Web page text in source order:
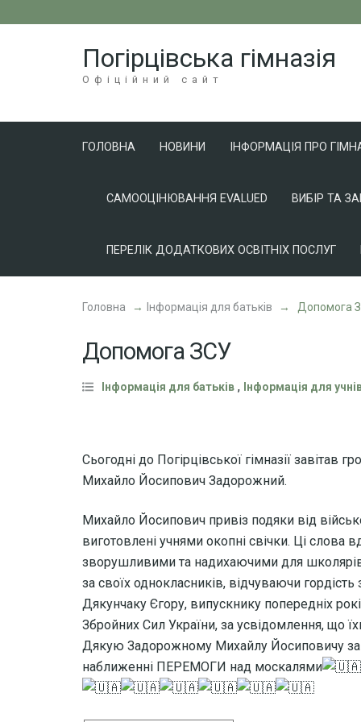
Погірцівська гімназія
Офіційний сайт
ГОЛОВНА НОВИНИ ІНФОРМАЦІЯ ПРО
САМООЦІНЮВАННЯ EVALUED ВИБІР ТА
ПЕРЕЛІК ДОДАТКОВИХ ОСВІТНІХ ПОСЛУГ
Головна → Інформація для батьків → Допомога
Допомога ЗСУ
Інформація для батьків , Інформація для
Сьогодні до Погірцівської гімназії завітав
Михайло Йосипович Задорожний.
Михайло Йосипович привіз подяки від
виготовлені учнями окопні свічки. Ці слова
зворушливими та надихаючими для
за своїх однокласників, відчуваючи
Дякунчаку Єгору, випускнику попередніх
Збройних Сил України, за усвідомлення, що
Дякую Задорожному Михайлу Йосиповичу за
наближенні ПЕРЕМОГИ над москалями